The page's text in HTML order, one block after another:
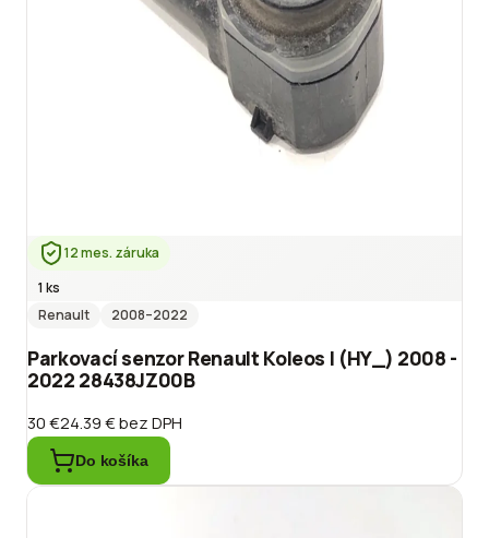
12 mes. záruka
1 ks
Renault
2008–2022
Parkovací senzor Renault Koleos I (HY_) 2008 -
2022 28438JZ00B
30 €24.39 €bez DPH
Do košíka